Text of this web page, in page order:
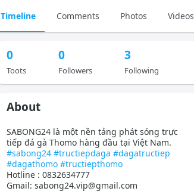
Timeline Comments Photos Videos
0
Toots
0
Followers
3
Following
About
SABONG24 là một nền tảng phát sóng trực
tiếp đá gà Thomo hàng đầu tại Việt Nam.
#sabong24 #tructiepdaga #dagatructiep
#dagathomo #tructiepthomo
Hotline : 0832634777
Gmail: sabong24.vip@gmail.com